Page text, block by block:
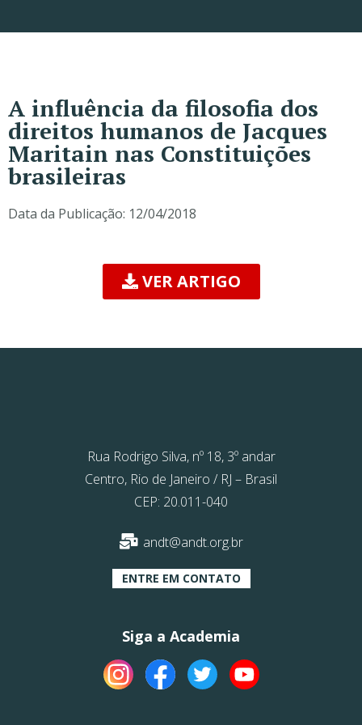
A influência da filosofia dos
direitos humanos de Jacques
Maritain nas Constituições
brasileiras
Data da Publicação: 12/04/2018
VER ARTIGO
Rua Rodrigo Silva, nº 18, 3º andar
Centro, Rio de Janeiro / RJ – Brasil
CEP: 20.011-040
andt@andt.org.br
ENTRE EM CONTATO
Siga a Academia